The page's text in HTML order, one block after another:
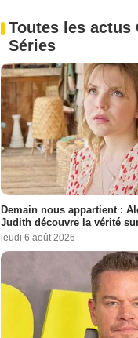
Toutes les actus
Séries
Demain nous appartient :
Judith découvre la vérité
jeudi 6 août 2026